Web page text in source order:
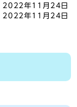
2022年11月24日
2022年11月24日